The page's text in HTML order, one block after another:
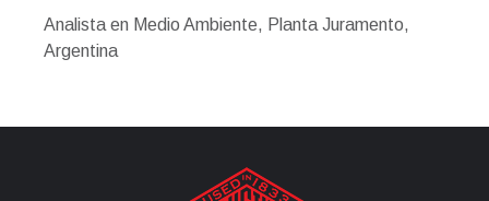
Analista en Medio Ambiente, Planta Juramento,
Argentina